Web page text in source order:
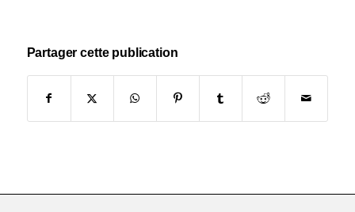
Partager cette publication